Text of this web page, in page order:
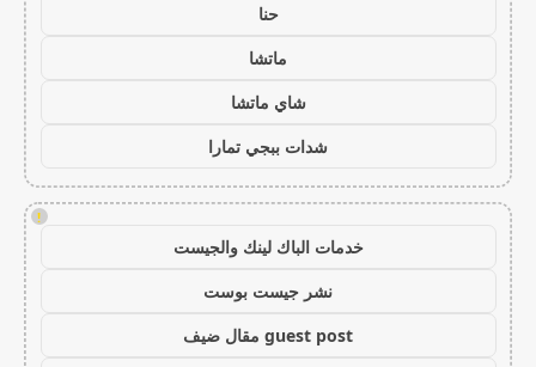
حنا
ماتشا
شاي ماتشا
شدات ببجي تمارا
!
خدمات الباك لينك والجيست
نشر جيست بوست
guest post مقال ضيف